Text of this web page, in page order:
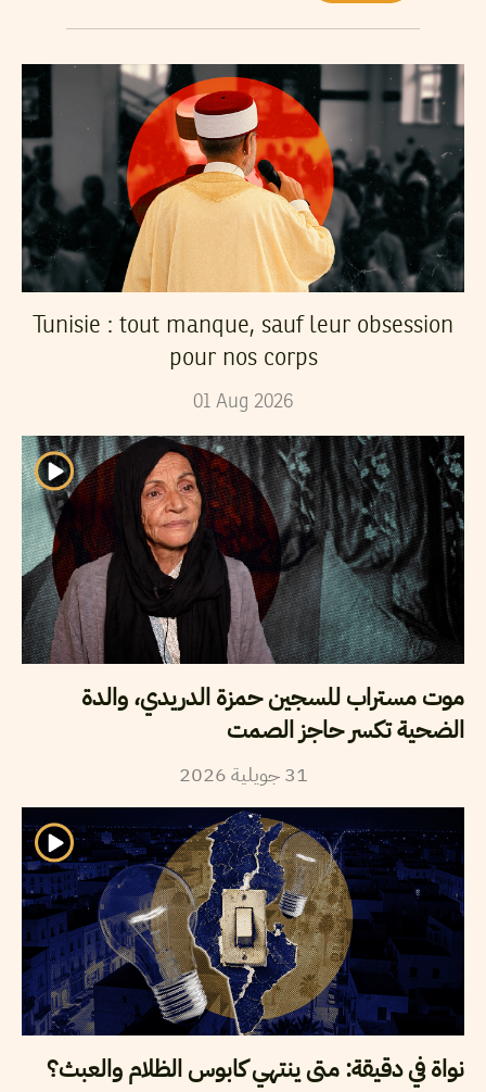
Tunisie : tout manque, sauf leur obsession
pour nos corps
01 Aug 2026
موت مستراب للسجين حمزة الدريدي، والدة
الضحية تكسر حاجز الصمت
31 جويلية2026
نواة في دقيقة: متى ينتهي كابوس الظلام والعبث؟